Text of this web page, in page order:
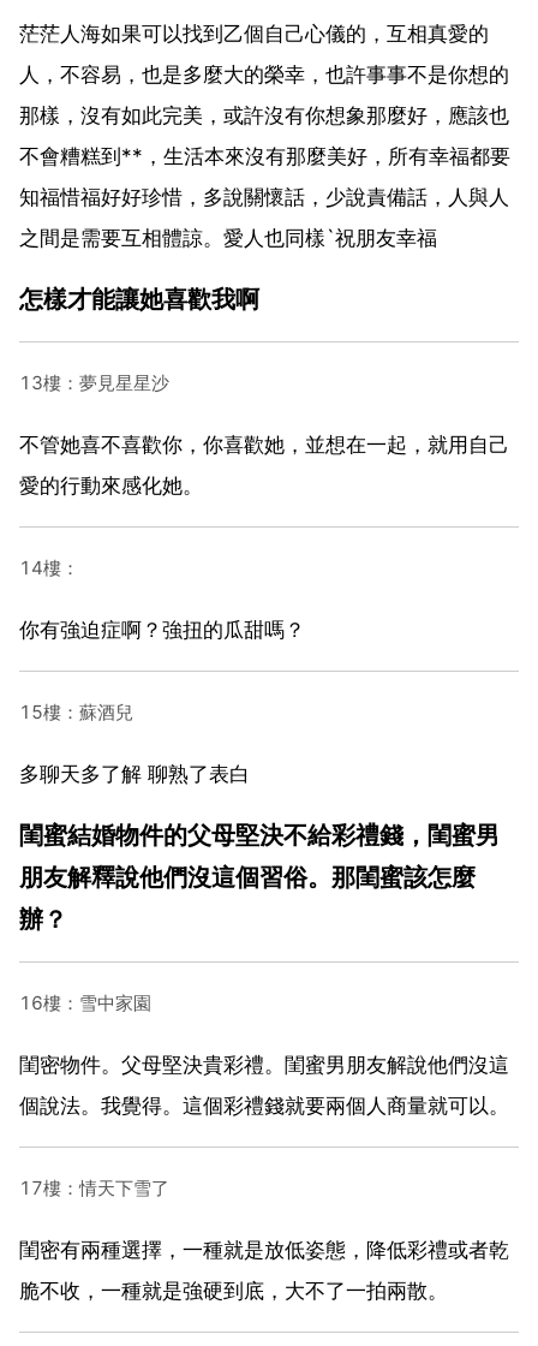
茫茫人海如果可以找到乙個自己心儀的，互相真愛的
人，不容易，也是多麼大的榮幸，也許事事不是你想的
那樣，沒有如此完美，或許沒有你想象那麼好，應該也
不會糟糕到**，生活本來沒有那麼美好，所有幸福都要
知福惜福好好珍惜，多說關懷話，少說責備話，人與人
之間是需要互相體諒。愛人也同樣`祝朋友幸福
怎樣才能讓她喜歡我啊
13樓：夢見星星沙
不管她喜不喜歡你，你喜歡她，並想在一起，就用自己
愛的行動來感化她。
14樓：
你有強迫症啊？強扭的瓜甜嗎？
15樓：蘇酒兒
多聊天多了解 聊熟了表白
閨蜜結婚物件的父母堅決不給彩禮錢，閨蜜男
朋友解釋說他們沒這個習俗。那閨蜜該怎麼
辦？
16樓：雪中家園
閨密物件。父母堅決貴彩禮。閨蜜男朋友解說他們沒這
個說法。我覺得。這個彩禮錢就要兩個人商量就可以。
17樓：情天下雪了
閨密有兩種選擇，一種就是放低姿態，降低彩禮或者乾
脆不收，一種就是強硬到底，大不了一拍兩散。